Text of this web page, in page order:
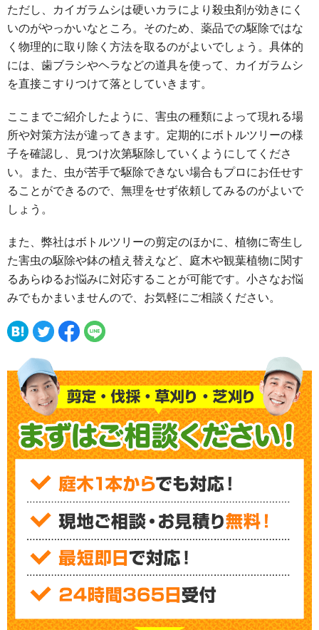
ただし、カイガラムシは硬いカラにより殺虫剤が効きにく
いのがやっかいなところ。そのため、薬品での駆除ではな
く物理的に取り除く方法を取るのがよいでしょう。具体的
には、歯ブラシやヘラなどの道具を使って、カイガラムシ
を直接こすりつけて落としていきます。
ここまでご紹介したように、害虫の種類によって現れる場
所や対策方法が違ってきます。定期的にボトルツリーの様
子を確認し、見つけ次第駆除していくようにしてくださ
い。また、虫が苦手で駆除できない場合もプロにお任せす
ることができるので、無理をせず依頼してみるのがよいで
しょう。
また、弊社はボトルツリーの剪定のほかに、植物に寄生し
た害虫の駆除や鉢の植え替えなど、庭木や観葉植物に関す
るあらゆるお悩みに対応することが可能です。小さなお悩
みでもかまいませんので、お気軽にご相談ください。